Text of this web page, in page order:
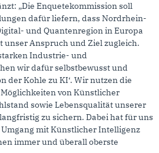
„Die Enquetekommission soll
dafür liefern, dass Nordrhein-
und Quantenregion in Europa
unser Anspruch und Ziel zugleich.
Industrie- und
wir dafür selbstbewusst und
der Kohle zu KI‘. Wir nutzen die
von Künstlicher
sowie Lebensqualität unserer
zu sichern. Dabei hat für uns
mit Künstlicher Intelligenz
immer und überall oberste